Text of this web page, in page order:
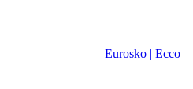
Eurosko | Ecco